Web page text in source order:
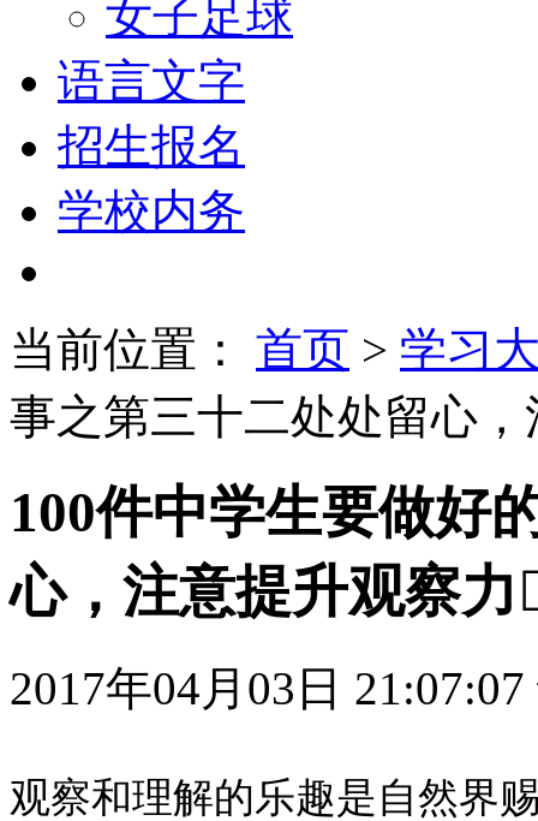
女子足球
语言文字
招生报名
学校内务
当前位置： 首页 > 学习
事之第三十二处处留心
100件中学生要做好
心，注意提升观察力
2017年04月03日 21:07:07
观察和理解的乐趣是自然界